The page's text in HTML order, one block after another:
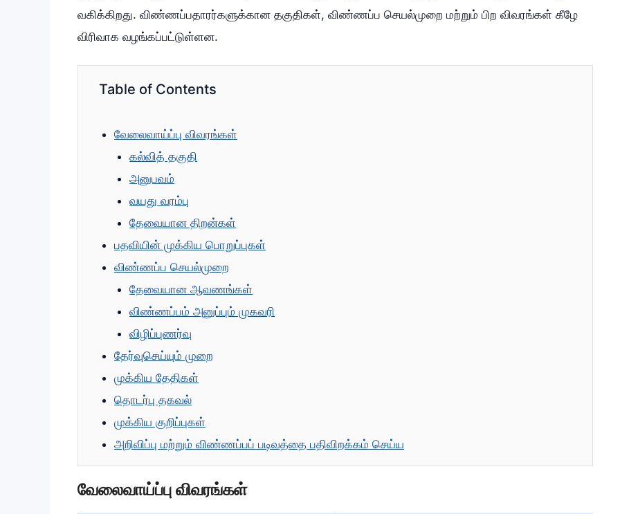
வகிக்கிறது. விண்ணப்பதாரர்களுக்கான தகுதிகள், விண்ணப்ப செயல்முறை மற்றும் பிற விவரங்கள் கீழே
விரிவாக வழங்கப்பட்டுள்ளன.
Table of Contents
வேலைவாய்ப்பு விவரங்கள்
கல்வித் தகுதி
அனுபவம்
வயது வரம்பு
தேவையான திறன்கள்
பதவியின் முக்கிய பொறுப்புகள்
விண்ணப்ப செயல்முறை
தேவையான ஆவணங்கள்
விண்ணப்பம் அனுப்பும் முகவரி
விழிப்புணர்வு
தேர்வுசெய்யும் முறை
முக்கிய தேதிகள்
தொடர்பு தகவல்
முக்கிய குறிப்புகள்
அறிவிப்பு மற்றும் விண்ணப்பப் படிவத்தை பதிவிறக்கம் செய்ய
வேலைவாய்ப்பு விவரங்கள்